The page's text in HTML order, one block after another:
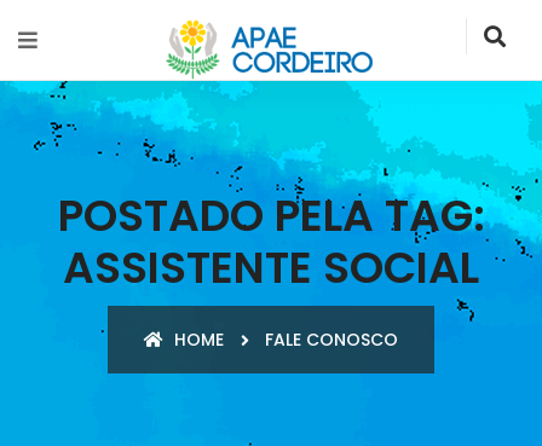
POSTADO PELA TAG:
ASSISTENTE SOCIAL
HOME FALE CONOSCO